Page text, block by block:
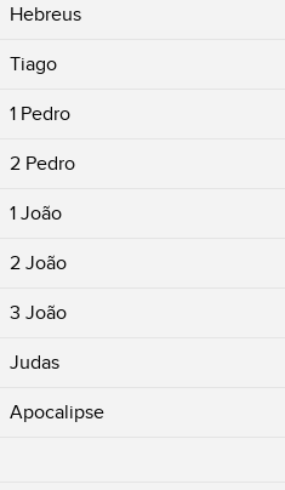
Hebreus
Tiago
1 Pedro
2 Pedro
1 João
2 João
3 João
Judas
Apocalipse